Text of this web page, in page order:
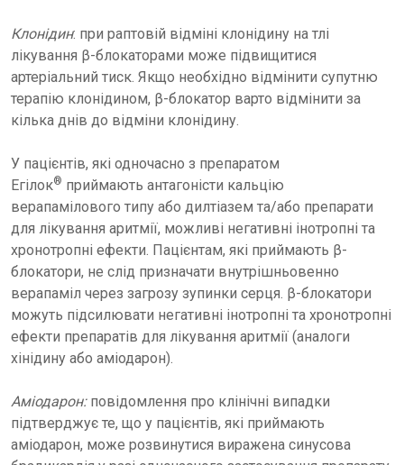
Клонідин: при раптовій відміні клонідину на тлі
лікування β-блокаторами може підвищитися
артеріальний тиск. Якщо необхідно відмінити супутню
терапію клонідином, β-блокатор варто відмінити за
кілька днів до відміни клонідину.
У пацієнтів, які одночасно з препаратом
Егілок® приймають антагоністи кальцію
верапамілового типу або дилтіазем та/або препарати
для лікування аритмії, можливі негативні інотропні та
хронотропні ефекти. Пацієнтам, які приймають β-
блокатори, не слід призначати внутрішньовенно
верапаміл через загрозу зупинки серця. β-блокатори
можуть підсилювати негативні інотропні та хронотропні
ефекти препаратів для лікування аритмії (аналоги
хінідину або аміодарон).
Аміодарон:повідомлення про клінічні випадки
підтверджує те, що у пацієнтів, які приймають
аміодарон, може розвинутися виражена синусова